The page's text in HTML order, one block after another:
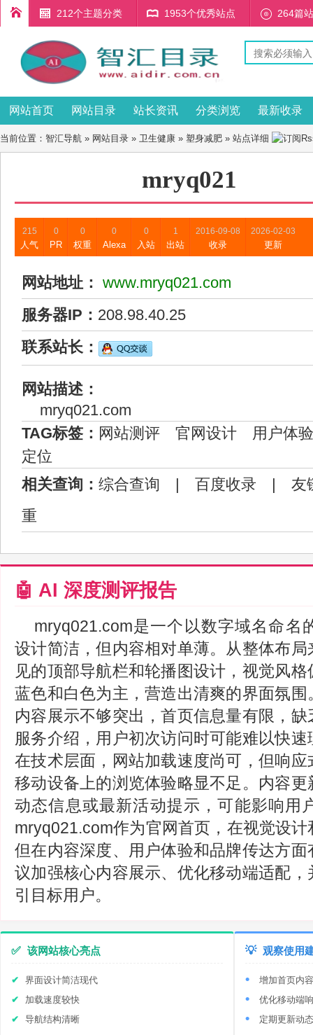
212个主题分类 1953个优秀站点 264篇
网站首页 网站目录 站长资讯 分类浏览 最新收录
当前位置： 智汇导航 » 网站目录 » 卫生健康 » 塑身减肥 » 站点详细
mryq021
215
人气
0
PR
0
权重
0
Alexa
0
入站
1
出站
2016-09-08
收录
2026-02-03
更新
网站地址： www.mryq021.com
服务器IP： 208.98.40.25
联系站长：
网站描述：
mryq021.com
TAG标签： 网站测评 官网设计
用户体验
定位
相关查询： 综合查询 | 百度收录 | 友
重
🤖 AI 深度测评报告
mryq021.com是一个以数字域名命名
设计简洁，但内容相对单薄。从整体布
见的顶部导航栏和轮播图设计，视觉风
蓝色和白色为主，营造出清爽的界面氛
内容展示不够突出，首页信息量有限，
服务介绍，用户初次访问时可能难以快
在技术层面，网站加载速度尚可，但响
移动设备上的浏览体验略显不足。内容
动态信息或最新活动提示，可能影响用
mryq021.com作为官网首页，在视觉设
但在内容深度、用户体验和品牌传达方
议加强核心内容展示、优化移动端适配
引目标用户。
✅ 该网站核心亮点
界面设计简洁现代
加载速度较快
导航结构清晰
💡 观察使用
增加首页内
优化移动端
定期更新动